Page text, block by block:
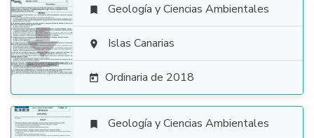

 Geología y Ciencias Ambientales
 Islas Canarias
 Ordinaria de 2018
 Geología y Ciencias Ambientales